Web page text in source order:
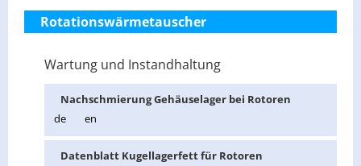
Rotationswärmetauscher
Wartung und Instandhaltung
Nach­schmie­rung Ge­häu­sel­ager bei Ro­to­ren
de
en
Da­ten­blatt Ku­gel­la­ger­fett für Ro­to­ren